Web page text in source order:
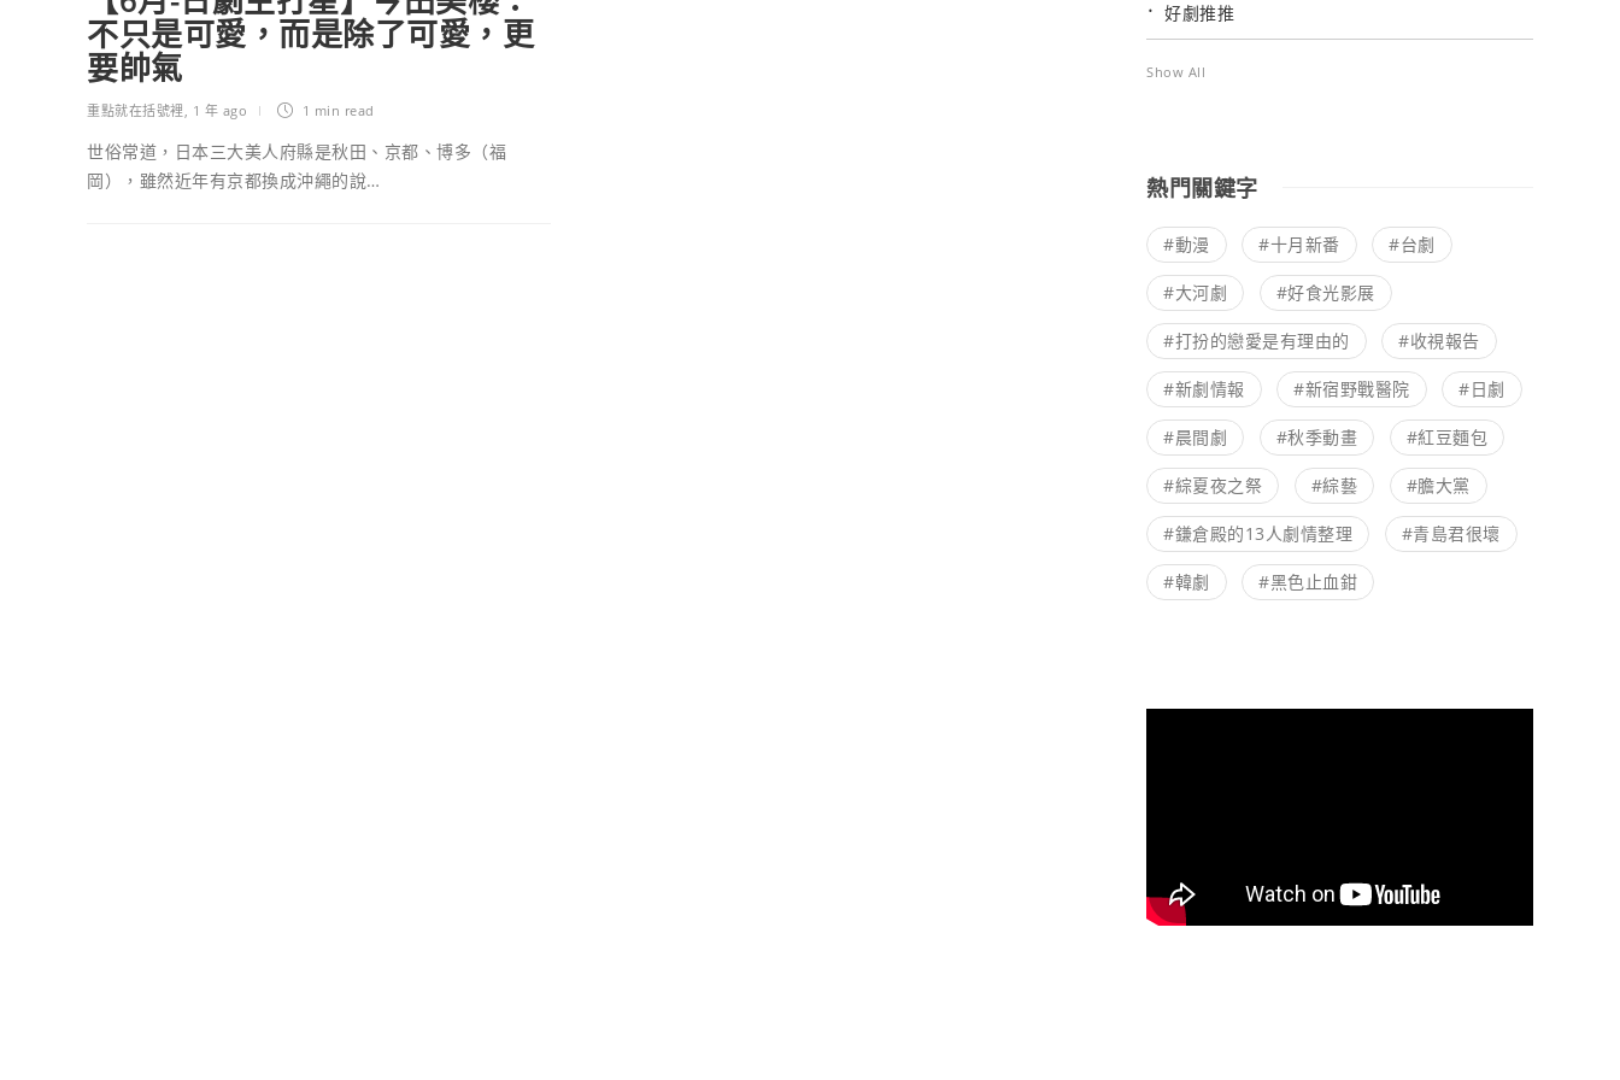
不只是可愛，而是除了可愛，更
要帥氣
重點就在括號裡 , 1 年 ago 1 min read
世俗常道，日本三大美人府縣是秋田、京都、博多（福
岡），雖然近年有京都換成沖繩的說…
好劇推推
Show All
熱門關鍵字
#動漫 #十月新番 #台劇
#大河劇 #好食光影展
#打扮的戀愛是有理由的 #收視報告
#新劇情報 #新宿野戰醫院 #日劇
#晨間劇 #秋季動畫 #紅豆麵包
#綜夏夜之祭 #綜藝 #膽大黨
#鎌倉殿的13人劇情整理 #青島君很壞
#韓劇 #黑色止血鉗